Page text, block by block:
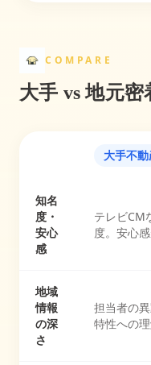
COMPARE
大手 vs 地元
大手不
知名
度・
安心
感
テレビCM
度。安心
地域
情報
の深
さ
担当者の
特性への